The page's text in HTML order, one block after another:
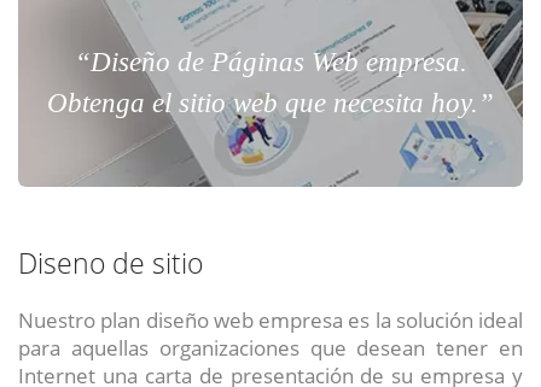
“Diseño de Páginas Web empresa.
Obtenga el sitio web que necesita hoy.”
Diseno de sitio
Nuestro plan diseño web empresa es la solución ideal
para aquellas organizaciones que desean tener en
Internet una carta de presentación de su empresa y